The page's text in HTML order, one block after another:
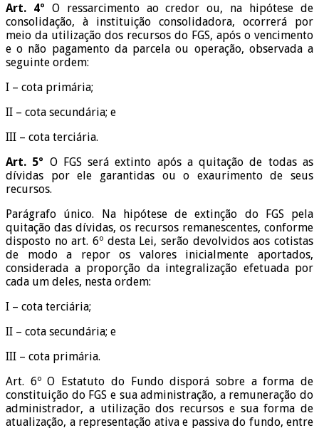
Art. 4º O ressarcimento ao credor ou, na hipótese de
consolidação, à instituição consolidadora, ocorrerá por
meio da utilização dos recursos do FGS, após o vencimento
e o não pagamento da parcela ou operação, observada a
seguinte ordem:
I – cota primária;
II – cota secundária; e
III – cota terciária.
Art. 5º O FGS será extinto após a quitação de todas as
dívidas por ele garantidas ou o exaurimento de seus
recursos.
Parágrafo único. Na hipótese de extinção do FGS pela
quitação das dívidas, os recursos remanescentes, conforme
disposto no art. 6º desta Lei, serão devolvidos aos cotistas
de modo a repor os valores inicialmente aportados,
considerada a proporção da integralização efetuada por
cada um deles, nesta ordem:
I – cota terciária;
II – cota secundária; e
III – cota primária.
Art. 6º O Estatuto do Fundo disporá sobre a forma de
constituição do FGS e sua administração, a remuneração do
administrador, a utilização dos recursos e sua forma de
atualização, a representação ativa e passiva do fundo, entre